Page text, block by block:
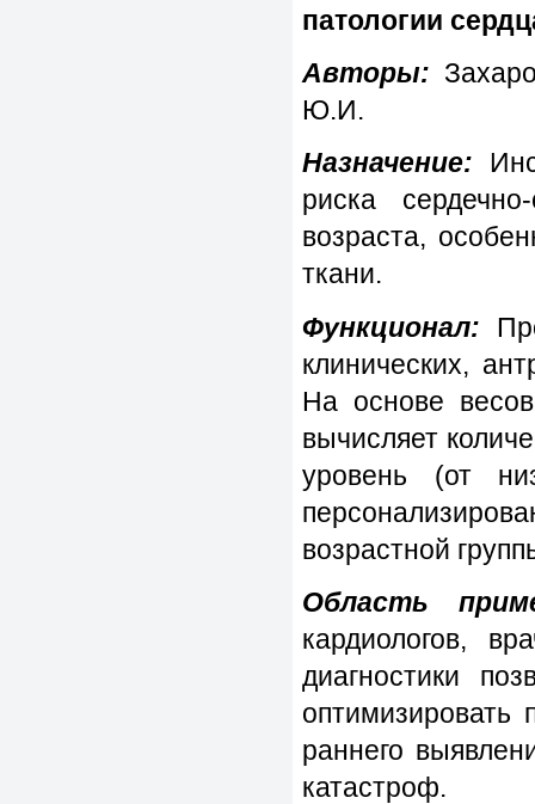
патологии
Авторы:
Ю.И.
Назначение:
риска
возраста,
ткани.
Функционал:
клинических,
На основе
вычисляет
уровень (от
возрастной
Область
кардиологов,
диагностики
оптимизировать
раннего
катастроф.